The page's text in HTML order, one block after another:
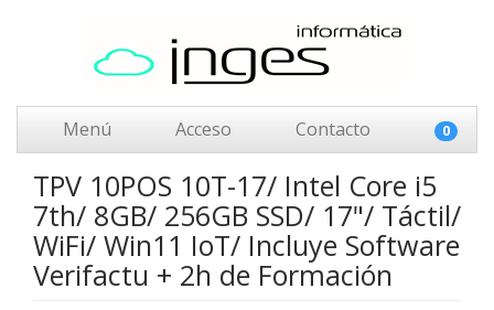
Menú Acceso Contacto 0
TPV 10POS 10T-17/ Intel Core i5
7th/ 8GB/ 256GB SSD/ 17"/ Táctil/
WiFi/ Win11 IoT/ Incluye Software
Verifactu + 2h de Formación